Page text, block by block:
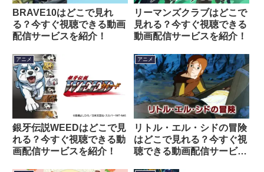
BRAVE10はどこで見れ
る？今すぐ視聴できる動画
配信サービスを紹介！
リーマンズクラブはどこで
見れる？今すぐ視聴できる
動画配信サービスを紹介！
アニメ
銀牙伝説WEEDはどこで見
れる？今すぐ視聴できる動
画配信サービスを紹介！
アニメ
リトル・エル・シドの冒険
はどこで見れる？今すぐ視
聴できる動画配信サービス